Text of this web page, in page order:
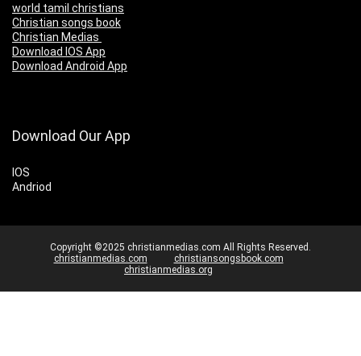
world tamil christians
Christian songs book
Christian Medias
Download IOS App
Download Android App
Download Our App
IOS
Andriod
Copyright ©2025 christianmedias.com All Rights Reserved.
christianmedias.com
christiansongsbook.com
christianmedias.org